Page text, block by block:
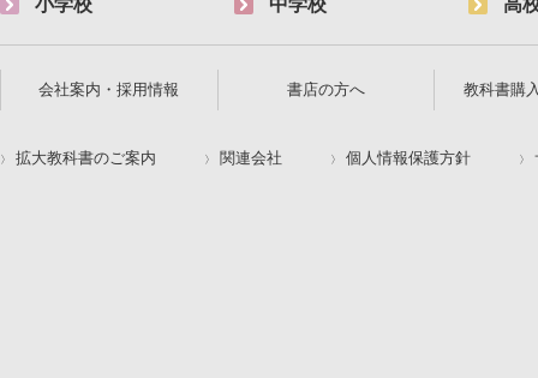
小学校 中学校 高
会社案内・採用情報 書店の方へ 教科書購
拡大教科書のご案内 関連会社 個人情報保護方針